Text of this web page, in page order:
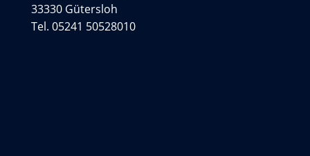
33330 Gütersloh
Tel. 05241 50528010